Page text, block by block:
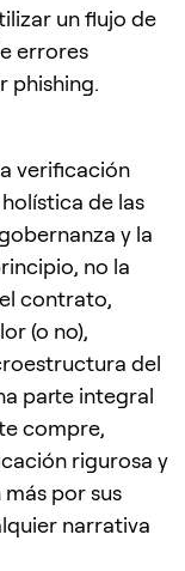
un flujo de
errores
phishing.
verificación
de las
y la
no la
contrato,
(o no),
del
parte integral
compre,
rigurosa y
por sus
narrativa